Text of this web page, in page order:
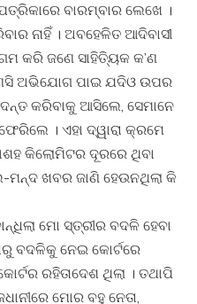
ବାରମ୍ବାର ଲେଖେ ।
ନାହିଁ । ଅବହେଳିତ ଆଦିବାସୀ
କରି ଜଣେ ସାହିତ୍ୟିକ କ’ଣ
ଅଭିଯୋଗ ପାଇ ଯଦିଓ ଉପର
କରିବାକୁ ଆସିଲେ, ସେମାନେ
। ଏହା ଦ୍ୱାରା କ୍ରମେ
କିଲୋମିଟର ଦୂରରେ ଥିବା
ମନ୍ଦ ଖବର ଜାଣି ହେଉନଥିଲା କି
ମୋ ସ୍ତ୍ରୀର ବଦଳି ହେବା
ବଦଳିକୁ ନେଇ କୋର୍ଟରେ
ରହିତାଦେଶ ଥିଲା । ତଥାପି
ମୋର ବହୁ ନେତା,